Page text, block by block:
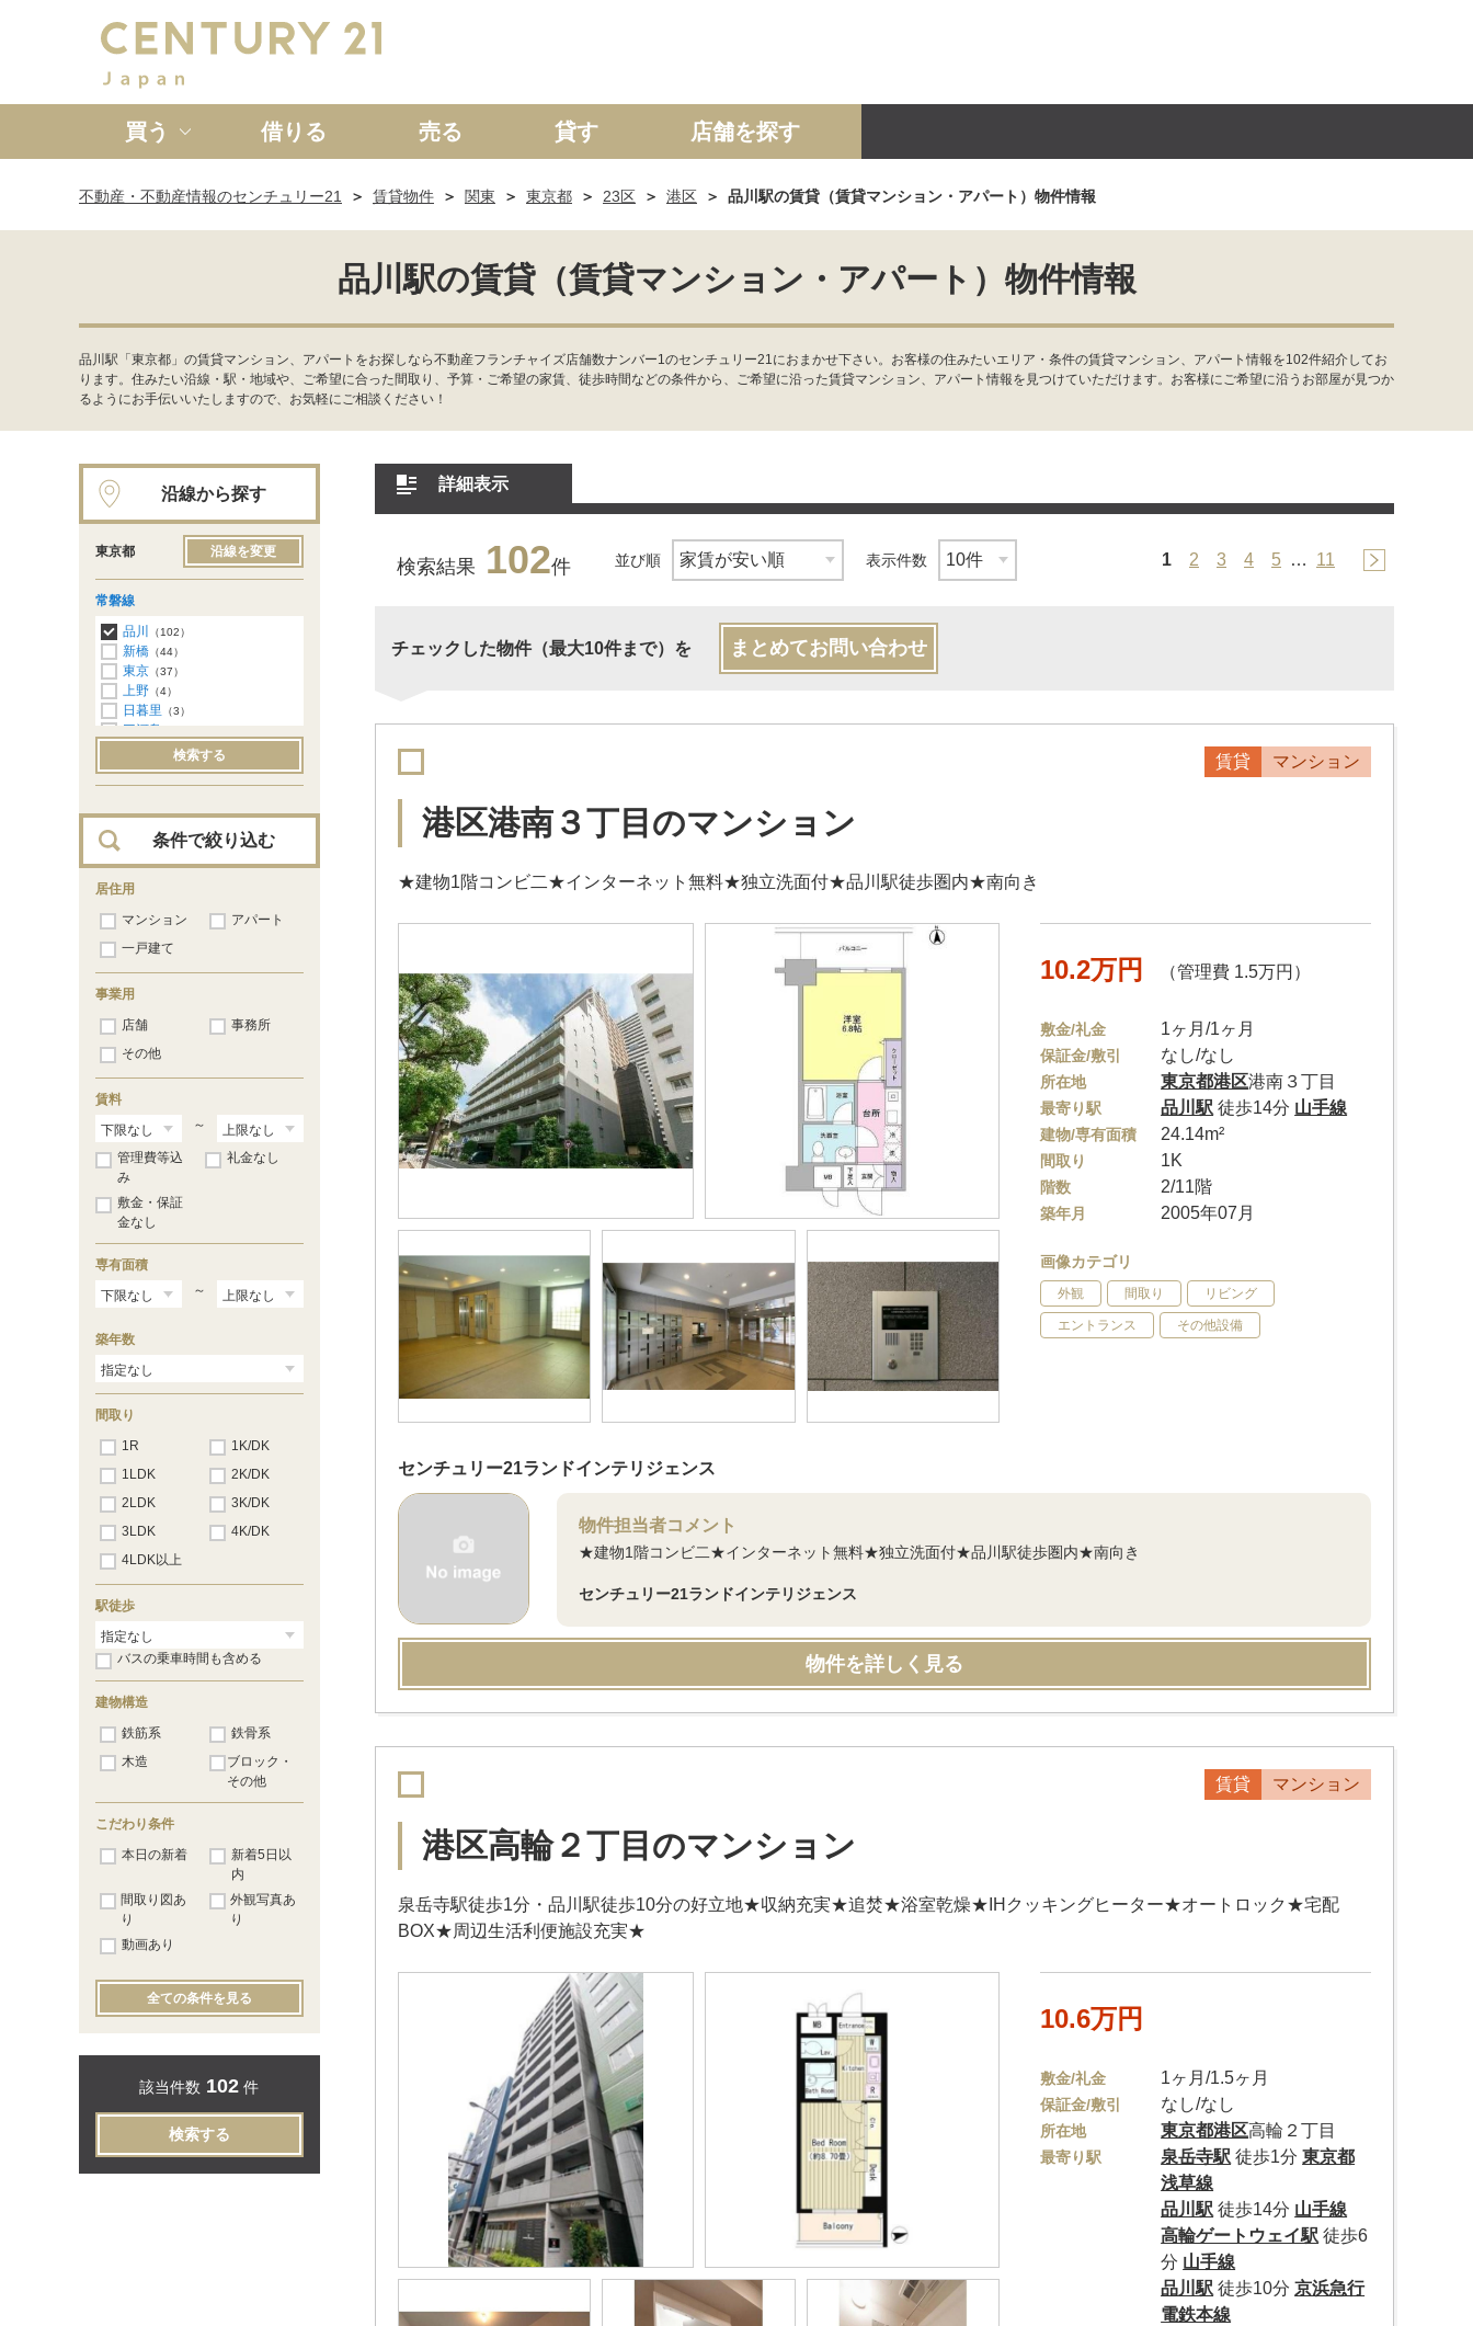
買う
新築一戸建て 中古一戸建て マンション 土地 事業投資用
借りる 売る 貸す 店舗を探す
不動産・不動産情報のセンチュリー21 賃貸物件 関東 東京都 23区 港区 品川駅の賃貸（賃貸マンション・アパート）物件情報
品川駅の賃貸（賃貸マンション・アパート）物件情報
品川駅「東京都」の賃貸マンション、アパートをお探しなら不動産フランチャイズ店舗数ナンバー1のセンチュリー21におまかせ下さい。お客様の住みたいエリア・条件の賃貸マンション、アパート情報を102件紹介してお
ります。住みたい沿線・駅・地域や、ご希望に合った間取り、予算・ご希望の家賃、徒歩時間などの条件から、ご希望に沿った賃貸マンション、アパート情報を見つけていただけます。お客様にご希望に沿うお部屋が見つか
るようにお手伝いいたしますので、お気軽にご相談ください！
詳細表示
検索結果 102件 並び順 表示件数 1 2 3 4 5 … 11
チェックした物件（最大10件まで）を まとめてお問い合わせ
賃貸 マンション
港区港南３丁目のマンション
★建物1階コンビ二★インターネット無料★独立洗面付★品川駅徒歩圏内★南向き
10.2万円 （管理費 1.5万円）
敷金/礼金 1ヶ月/1ヶ月
保証金/敷引 なし/なし
所在地 東京都港区港南３丁目
最寄り駅 品川駅 徒歩14分 山手線
建物/専有面積 24.14m²
間取り 1K
階数 2/11階
築年月 2005年07月
画像カテゴリ
外観 間取り リビング
エントランス その他設備
センチュリー21ランドインテリジェンス
物件担当者コメント
★建物1階コンビ二★インターネット無料★独立洗面付★品川駅徒歩圏内★南向き
センチュリー21ランドインテリジェンス
物件を詳しく見る
賃貸 マンション
港区高輪２丁目のマンション
泉岳寺駅徒歩1分・品川駅徒歩10分の好立地★収納充実★追焚★浴室乾燥★IHクッキングヒーター★オートロック★宅配
BOX★周辺生活利便施設充実★
10.6万円
敷金/礼金 1ヶ月/1.5ヶ月
保証金/敷引 なし/なし
所在地 東京都港区高輪２丁目
最寄り駅 泉岳寺駅 徒歩1分東京都
浅草線
品川駅 徒歩14分 山手線
高輪ゲートウェイ駅 徒歩6
分 山手線
品川駅 徒歩10分京浜急行
電鉄本線
沿線から探す
東京都 沿線を変更
常磐線
品川
（102）
新橋 （44）
東京 （37）
上野 （4）
日暮里 （3）
三河島
（9）
検索する
条件で絞り込む
居住用
マンション
アパート
一戸建て
事業用
店舗
事務所
その他
賃料
～
管理費等込
み
礼金なし
敷金・保証
金なし
専有面積
～
築年数
間取り
1R
1K/DK
1LDK
2K/DK
2LDK
3K/DK
3LDK
4K/DK
4LDK以上
駅徒歩
バスの乗車時間も含める
建物構造
鉄筋系
鉄骨系
木造
ブロック・
その他
こだわり条件
本日の新着
新着5日以
内
間取り図あ
り
外観写真あ
り
動画あり
全ての条件を見る
該当件数 102 件
検索する